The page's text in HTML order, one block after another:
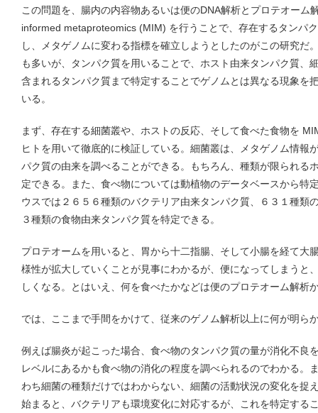
この問題を、腸内の内容物あるいは便のDNA解析とプロテオーム
informed metaproteomics (MIM) を行うことで、存在するタンパ
し、メタゲノムに変わる指標を確立しようとしたのがこの研究だ
も多いが、タンパク質を用いることで、ホスト由来タンパク質、
含まれるタンパク質まで特定することでゲノムとは異なる現象を
いる。
まず、存在する細菌叢や、ホストの反応、そして食べた食物を
ヒトを用いて徹底的に検証している。細菌叢は、メタゲノム情報
パク質の由来を調べることができる。もちろん、種類が限られる
定できる。また、食べ物については動植物のデータベースから特
ウスでは２６５６種類のバクテリア由来タンパク質、６３１種類
３種類の食物由来タンパク質を特定できる。
プロテオームを用いると、胃から十二指腸、そして小腸を経て大
様性が拡大していくことが見事にわかるが、便になってしまうと
しくなる。とはいえ、何を食べたかなどは便のプロテオーム解析
では、ここまで手間をかけて、従来のゲノム解析以上に何が明ら
例えば腸炎が起こった場合、食べ物のタンパク質の量が消化不良
レベルにあるかも食べ物の消化の程度を調べられるのでわかる。
わち細菌の種類だけではわからない、細菌の活動状況の変化を捉
始まると、バクテリアも環境変化に対応するが、これを特定する